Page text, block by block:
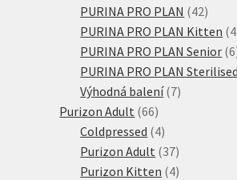
produktů
PURINA PRO PLAN 4242
PURINA PRO PLAN Kitten 4
PURINA PRO PLAN Senior 6
PURINA PRO PLAN Sterilised
Výhodná balení 77
Purizon Adult 6666
produktů
Coldpressed 44
produkty
Purizon Adult 3737
produktů
Purizon Kitten 44